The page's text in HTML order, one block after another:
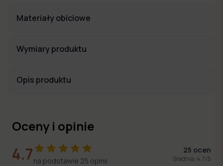
Materiały obiciowe
Wymiary produktu
Opis produktu
Oceny i opinie
4.7na podstawie 25 opinii
25 ocen
Średnia: 4.7/5